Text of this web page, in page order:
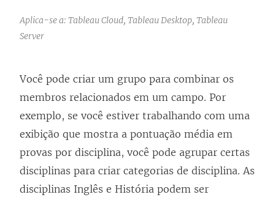
Aplica-se a: Tableau Cloud, Tableau Desktop, Tableau
Server
Você pode criar um grupo para combinar os
membros relacionados em um campo. Por
exemplo, se você estiver trabalhando com uma
exibição que mostra a pontuação média em
provas por disciplina, você pode agrupar certas
disciplinas para criar categorias de disciplina. As
disciplinas Inglês e História podem ser